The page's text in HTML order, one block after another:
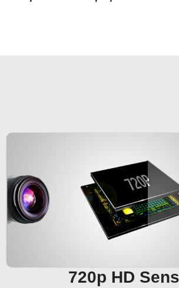
720p HD